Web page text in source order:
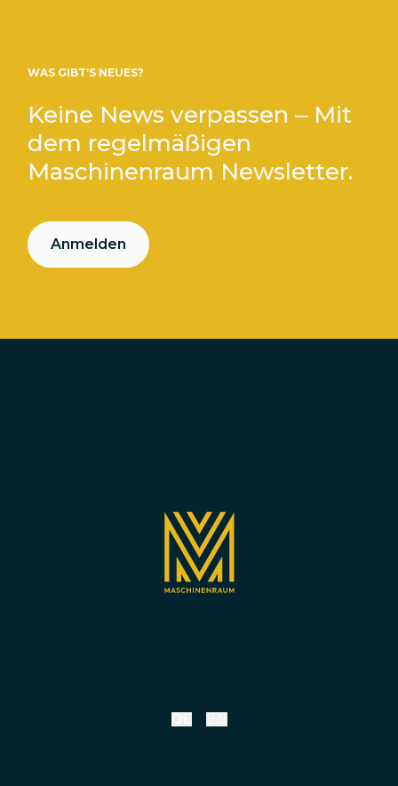
WAS GIBT’S NEUES?
Keine News verpassen – Mit
dem regelmäßigen
Maschinenraum Newsletter.
Anmelden